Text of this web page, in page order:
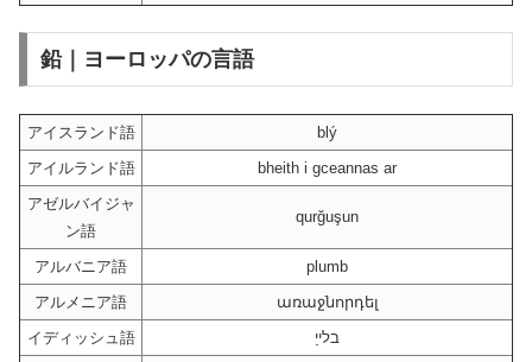
鉛｜ヨーロッパの言語
アイスランド語
blý
アイルランド語
bheith i gceannas ar
アゼルバイジャ
ン語
qurğuşun
アルバニア語
plumb
アルメニア語
առաջնորդել
イディッシュ語
בלייַ